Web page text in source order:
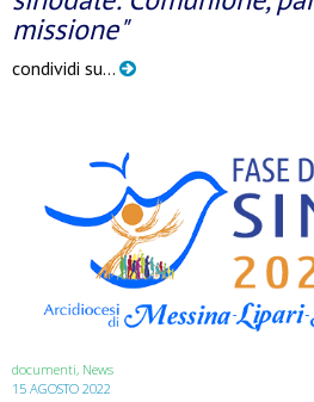
missione"
condividi su…
documenti, News
15 AGOSTO 2022